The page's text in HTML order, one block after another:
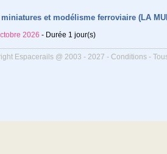
et modélisme ferroviaire (LA
2026 - Durée 1 jour(s)
Espacerails @ 2003 - 2027 - Conditions -